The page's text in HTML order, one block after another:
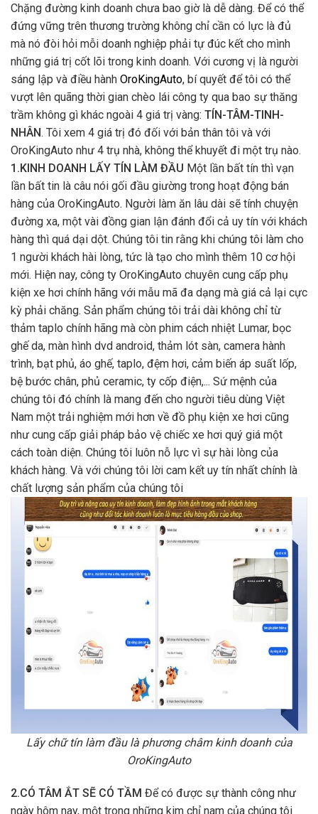
Chặng đường kinh doanh chưa bao giờ là dễ dàng. Để có thể
đứng vững trên thương trường không chỉ cần có lực là đủ
mà nó đòi hỏi mỗi doanh nghiệp phải tự đúc kết cho mình
những giá trị cốt lõi trong kinh doanh. Với cương vị là người
sáng lập và điều hành OroKingAuto, bí quyết để tôi có thể
vượt lên quãng thời gian chèo lái công ty qua bao sự thăng
trầm không gì khác ngoài 4 giá trị vàng: TÍN-TÂM-TINH-
NHÂN. Tôi xem 4 giá trị đó đối với bản thân tôi và với
OroKingAuto như 4 trụ nhà, không thể khuyết đi một trụ nào.
1.KINH DOANH LẤY TÍN LÀM ĐẦU Một lần bất tín thì vạn
lần bất tin là câu nói gối đầu giường trong hoạt động bán
hàng của OroKingAuto. Người làm ăn lâu dài sẽ tính chuyện
đường xa, một vài đồng gian lận đánh đổi cả uy tín với khách
hàng thì quá dại dột. Chúng tôi tin rằng khi chúng tôi làm cho
1 người khách hài lòng, tức là tạo cho mình thêm 10 cơ hội
mới. Hiện nay, công ty OroKingAuto chuyên cung cấp phụ
kiện xe hơi chính hãng với mẫu mã đa dạng mà giá cả lại cực
kỳ phải chăng. Sản phẩm chúng tôi trải dài không chỉ từ
thảm taplo chính hãng mà còn phim cách nhiệt Lumar, bọc
ghế da, màn hình dvd android, thảm lót sàn, camera hành
trình, bạt phủ, áo ghế, taplo, đệm hơi, cảm biến áp suất lốp,
bệ bước chân, phủ ceramic, ty cốp điện,... Sứ mệnh của
chúng tôi đó chính là mang đến cho người tiêu dùng Việt
Nam một trải nghiệm mới hơn về đồ phụ kiện xe hơi cũng
như cung cấp giải pháp bảo vệ chiếc xe hơi quý giá một
cách toàn diện. Chúng tôi luôn nỗ lực vì sự hài lòng của
khách hàng. Và với chúng tôi lời cam kết uy tín nhất chính là
chất lượng sản phẩm của chúng tôi
Lấy chữ tín làm đầu là phương châm kinh doanh của
OroKingAuto
2.CÓ TÂM ẮT SẼ CÓ TẦM Để có được sự thành công như
ngày hôm nay, một trong những kim chỉ nam của chúng tôi